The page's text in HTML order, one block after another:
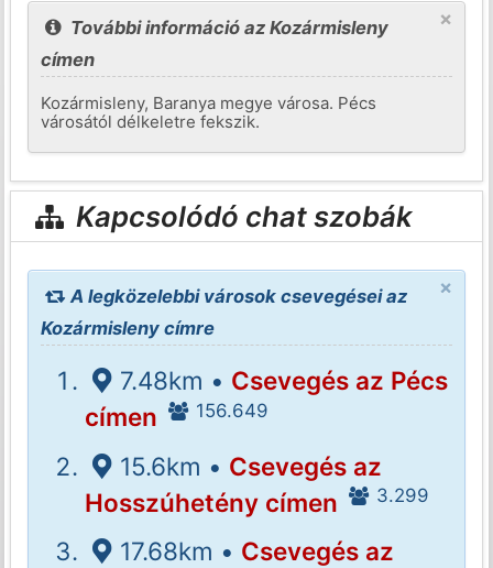
×
További információ az Kozármisleny
címen
Kozármisleny, Baranya megye városa. Pécs
városától délkeletre fekszik.
Kapcsolódó chat szobák
×
A legközelebbi városok csevegései az
Kozármisleny címre
7.48km • Csevegés az Pécs
címen
156.649
15.6km • Csevegés az
Hosszúhetény címen
3.299
17.68km • Csevegés az